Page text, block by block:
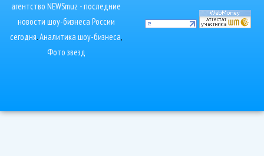
агентство NEWSmuz - последние
новости шоу-бизнеса России
сегодня.Аналитика шоу-бизнеса,
Фото звезд